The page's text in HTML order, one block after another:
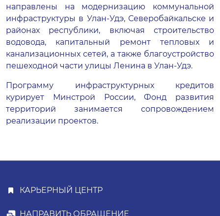
направлены на модернизацию коммунальной
инфраструктуры в Улан-Удэ, Северобайкальске и
районах республики, включая строительство
водовода, капитальный ремонт тепловых и
канализационных сетей, а также благоустройство
пешеходной части улицы Ленина в Улан-Удэ.
Программу инфраструктурных кредитов
курирует Минстрой России, Фонд развития
территорий занимается сопровождением
реализации проектов.
КАРЬЕРНЫЙ ЦЕНТР
НАПРАВИТЬ ОБРАЩЕНИЕ